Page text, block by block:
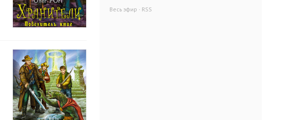
Весь эфир · RSS